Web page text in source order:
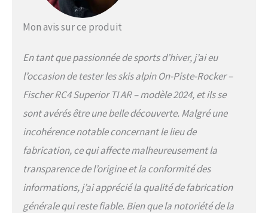
bois massif et insert en titane. Le
permet de ressentir chaque
fonctionnement silencieux et une
adhérence parfaite sur les pistes
Mon avis sur ce produit
En tant que passionnée de sports d’hiver, j’ai eu
l’occasion de tester les skis alpin On-Piste-Rocker –
Fischer RC4 Superior TI AR – modèle 2024, et ils se
sont avérés être une belle découverte. Malgré une
incohérence notable concernant le lieu de
fabrication, ce qui affecte malheureusement la
transparence de l’origine et la conformité des
informations, j’ai apprécié la qualité de fabrication
générale qui reste fiable. Bien que la notoriété de la